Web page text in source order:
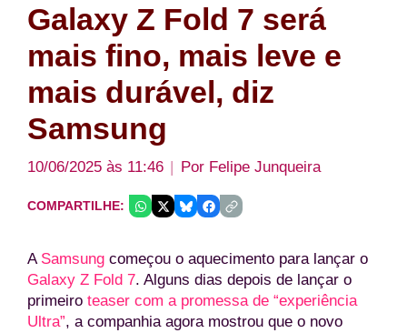
Galaxy Z Fold 7 será
mais fino, mais leve e
mais durável, diz
Samsung
10/06/2025 às 11:46 Por Felipe Junqueira
COMPARTILHE:
A Samsung começou o aquecimento para lançar o
Galaxy Z Fold 7. Alguns dias depois de lançar o
primeiro teaser com a promessa de “experiência
Ultra”, a companhia agora mostrou que o novo